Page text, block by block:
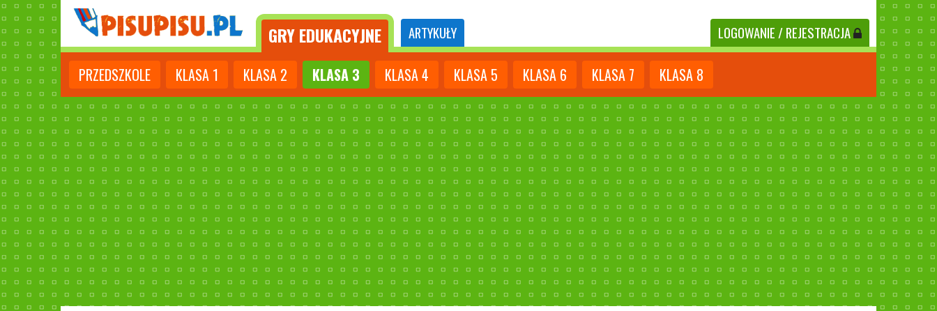
GRYEDUKACYJNE ARTYKUŁY LOGOWANIE / REJESTRACJA
PRZEDSZKOLE KLASA 1 KLASA 2 KLASA 3 KLASA4 KLASA 5 KLASA 6 KLASA 7 KLASA 8